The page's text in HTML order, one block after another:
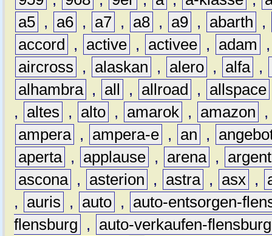
a5 , a6 , a7 , a8 , a9 , abarth
,
accord
, active , activee , adam
aircross
, alaskan , alero , alfa ,
alhambra , all , allroad , allspace
,
altes , alto , amarok , amazon
ampera , ampera-e , an ,
aperta , applause , arena ,
ascona , asterion , astra , asx ,
,
auris , auto ,
auto-entsorgen-
flensburg
,
auto-verkaufen-flensburg